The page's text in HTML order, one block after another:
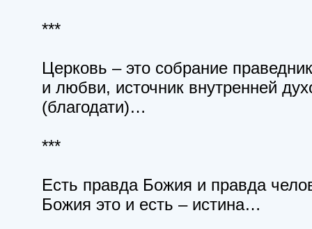
***
Церковь – это собрание
и любви, источник внутренней
(благодати)…
***
Есть правда Божия и правда
Божия это и есть – истина…